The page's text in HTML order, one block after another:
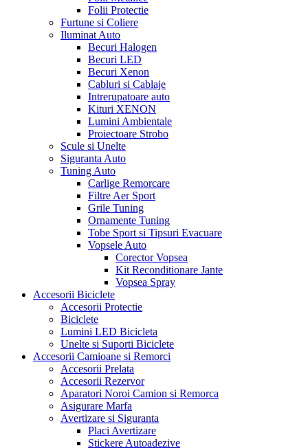
Folii Protectie
Furtune si Coliere
Iluminat Auto
Becuri Halogen
Becuri LED
Becuri Xenon
Cabluri si Cablaje
Intrerupatoare auto
Kituri XENON
Lumini Ambientale
Proiectoare Strobo
Scule si Unelte
Siguranta Auto
Tuning Auto
Carlige Remorcare
Filtre Aer Sport
Grile Tuning
Ornamente Tuning
Tobe Sport si Tipsuri Evacuare
Vopsele Auto
Corector Vopsea
Kit Reconditionare Jante
Vopsea Spray
Accesorii Biciclete
Accesorii Protectie
Biciclete
Lumini LED Bicicleta
Unelte si Suporti Biciclete
Accesorii Camioane si Remorci
Accesorii Prelata
Accesorii Rezervor
Aparatori Noroi Camion si Remorca
Asigurare Marfa
Avertizare si Siguranta
Placi Avertizare
Stickere Autoadezive